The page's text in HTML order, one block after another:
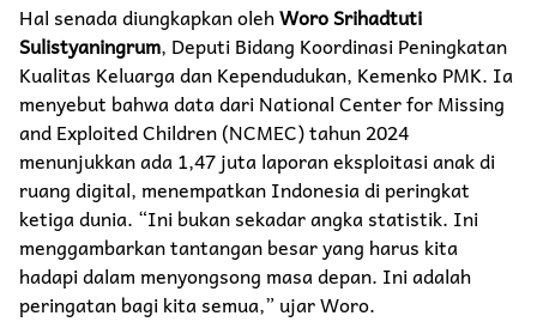
Hal senada diungkapkan olehWoro Srihadtuti
Sulistyaningrum, Deputi Bidang Koordinasi Peningkatan
Kualitas Keluarga dan Kependudukan, Kemenko PMK. Ia
menyebut bahwa data dari National Center for Missing
and Exploited Children (NCMEC) tahun 2024
menunjukkan ada 1,47 juta laporan eksploitasi anak di
ruang digital, menempatkan Indonesia di peringkat
ketiga dunia. “Ini bukan sekadar angka statistik. Ini
menggambarkan tantangan besar yang harus kita
hadapi dalam menyongsong masa depan. Ini adalah
peringatan bagi kita semua,” ujar Woro.